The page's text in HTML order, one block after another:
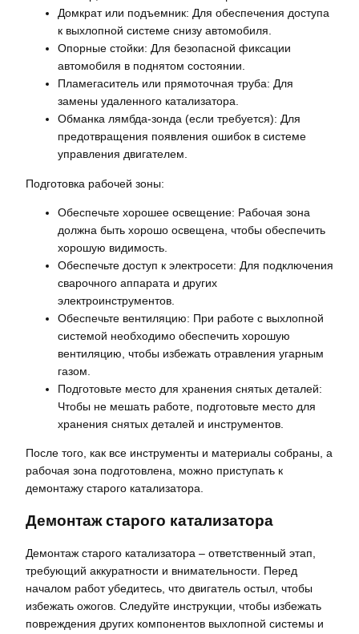
Домкрат или подъемник: Для обеспечения доступа
к выхлопной системе снизу автомобиля.
Опорные стойки: Для безопасной фиксации
автомобиля в поднятом состоянии.
Пламегаситель или прямоточная труба: Для
замены удаленного катализатора.
Обманка лямбда-зонда (если требуется): Для
предотвращения появления ошибок в системе
управления двигателем.
Подготовка рабочей зоны:
Обеспечьте хорошее освещение: Рабочая зона
должна быть хорошо освещена, чтобы обеспечить
хорошую видимость.
Обеспечьте доступ к электросети: Для подключения
сварочного аппарата и других
электроинструментов.
Обеспечьте вентиляцию: При работе с выхлопной
системой необходимо обеспечить хорошую
вентиляцию, чтобы избежать отравления угарным
газом.
Подготовьте место для хранения снятых деталей:
Чтобы не мешать работе, подготовьте место для
хранения снятых деталей и инструментов.
После того, как все инструменты и материалы собраны, а
рабочая зона подготовлена, можно приступать к
демонтажу старого катализатора.
Демонтаж старого катализатора
Демонтаж старого катализатора – ответственный этап,
требующий аккуратности и внимательности. Перед
началом работ убедитесь, что двигатель остыл, чтобы
избежать ожогов. Следуйте инструкции, чтобы избежать
повреждения других компонентов выхлопной системы и